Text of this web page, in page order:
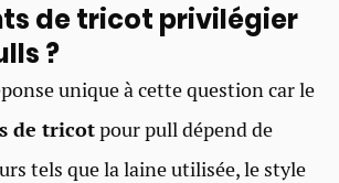
de tricot privilégier
?
unique à cette question car le
de tricotpour pull dépend de
tels que la laine utilisée, le style